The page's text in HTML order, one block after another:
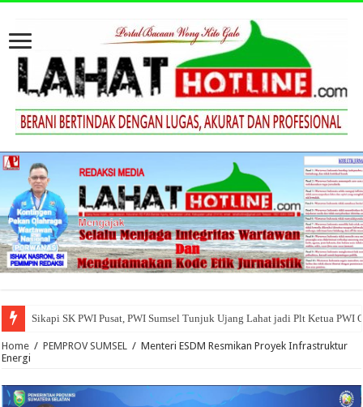
Sikapi SK PWI Pusat, PWI Sumsel Tunjuk Ujang Lahat jadi Plt Ketua PWI
Home / PEMPROV SUMSEL / Menteri ESDM Resmikan Proyek Infrastruktur
Energi